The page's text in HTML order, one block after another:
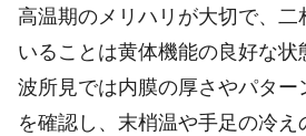
高温期のメリハリが大切で、二
いることは黄体機能の良好な
波所見では内膜の厚さやパター
を確認し、末梢温や手足の冷